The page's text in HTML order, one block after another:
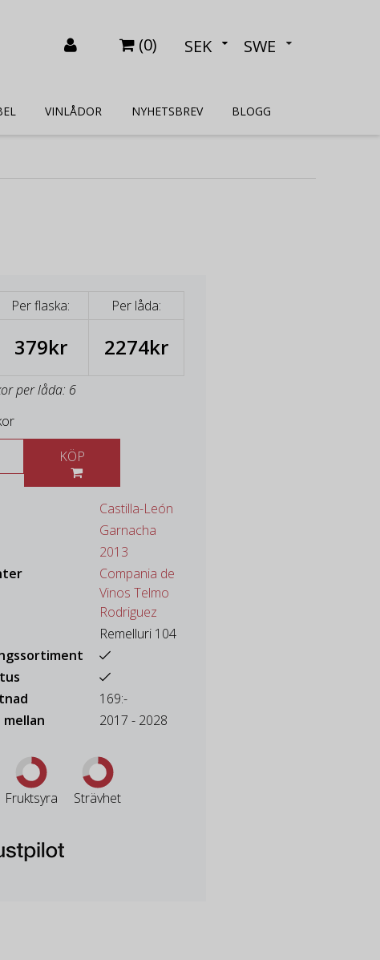
(0) SEK SWE
VINLÅDOR NYHETSBREV BLOGG
Per flaska: Per låda:
379kr 2274kr
per låda: 6
Castilla-León
Garnacha
2013
Compania de
Vinos Telmo
Rodriguez
Remelluri 104
169:-
2017 - 2028
Fruktsyra Strävhet